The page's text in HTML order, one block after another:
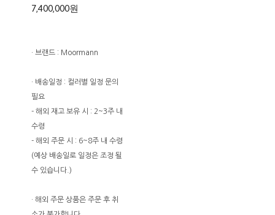
7,400,000원
· 브랜드 : Moormann
· 배송일정 : 컬러별 일정 문의
필요
- 해외 재고 보유 시 : 2~3주 내
수령
- 해외 주문 시 : 6~8주 내 수령
(예상 배송일로 일정은 조정 될
수 있습니다.)
· 해외 주문 상품은 주문 후 취